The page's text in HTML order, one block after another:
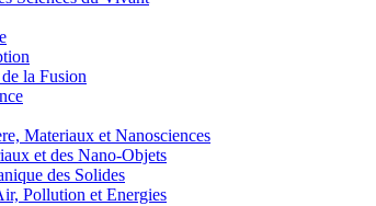
la Fusion
Materiaux et Nanosciences
et des Nano-Objets
des Solides
Pollution et Energies